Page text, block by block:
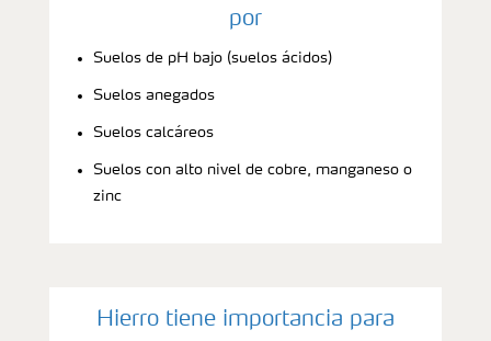
por
Suelos de pH bajo (suelos ácidos)
Suelos anegados
Suelos calcáreos
Suelos con alto nivel de cobre, manganeso o
zinc
Hierro tiene importancia para